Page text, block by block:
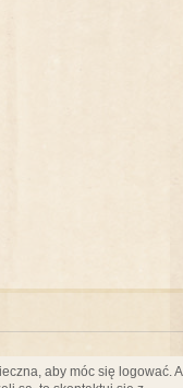
aby móc się logować. A